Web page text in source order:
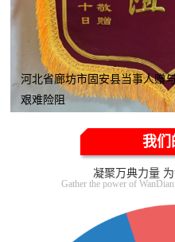
河北省廊坊市固安县当事人赠
艰难险阻
我们
凝聚万典力量
Gather the power of